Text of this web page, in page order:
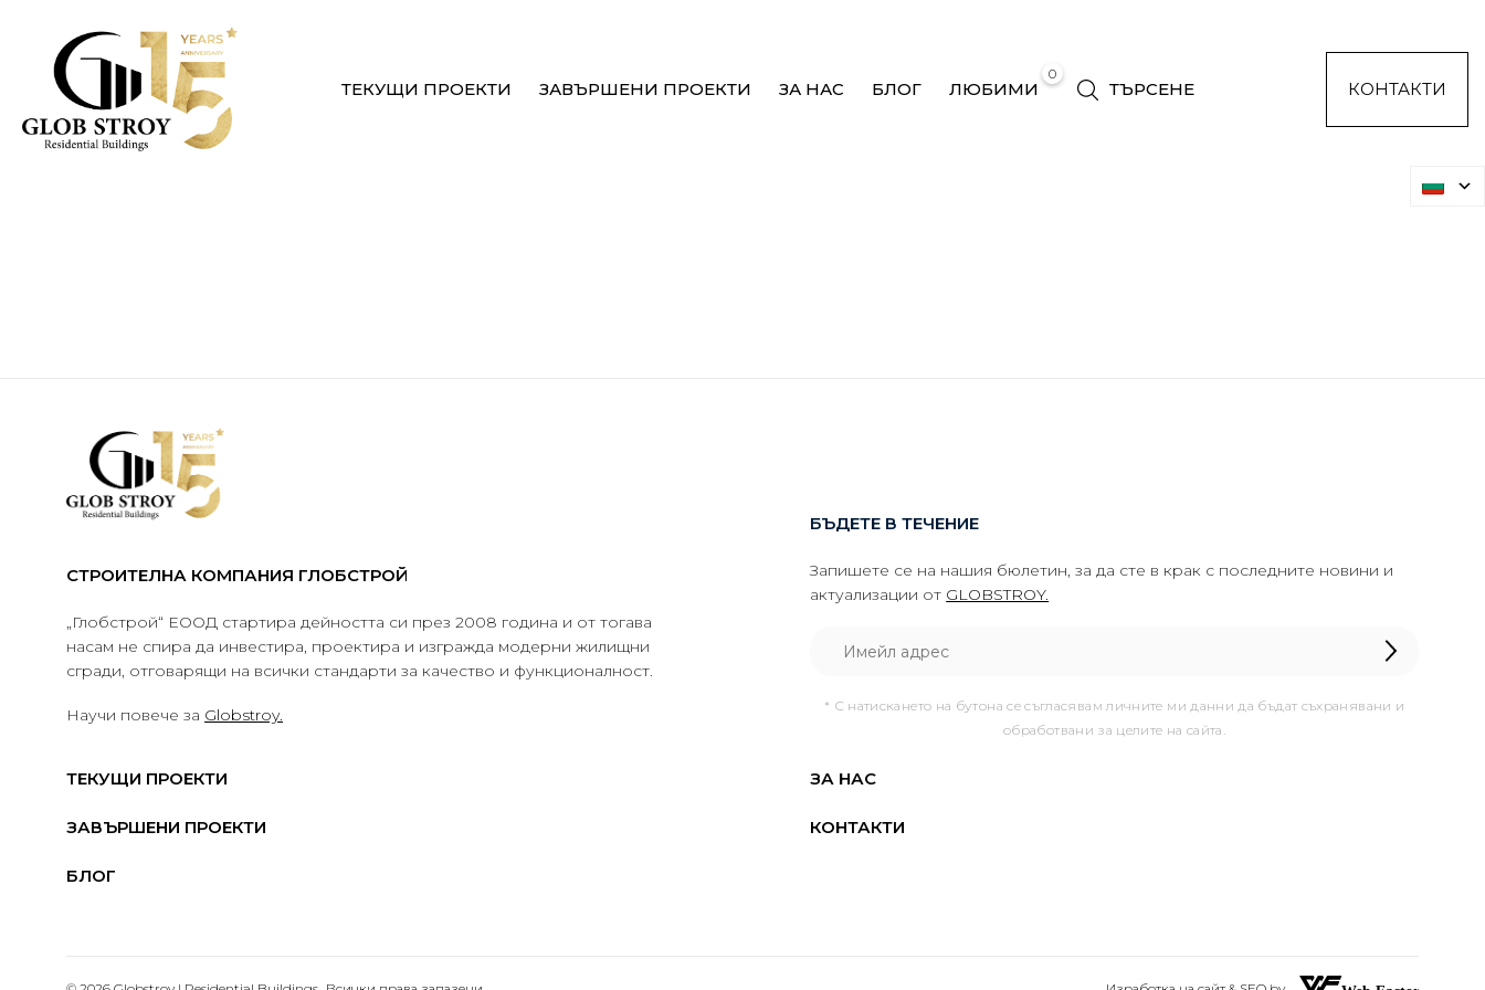
ТЕКУЩИ ПРОЕКТИ ЗАВЪРШЕНИ ПРОЕКТИ ЗА НАС БЛОГ
0
ЛЮБИМИ ТЪРСЕНЕ КОНТАКТИ
СТРОИТЕЛНА КОМПАНИЯ ГЛОБСТРОЙ
„Глобстрой“ ЕООД стартира дейността си през 2008 година и от тогава
насам не спира да инвестира, проектира и изгражда модерни жилищни
сгради, отговарящи на всички стандарти за качество и функционалност.
Научи повече за Globstroy.
ТЕКУЩИ ПРОЕКТИ
ЗАВЪРШЕНИ ПРОЕКТИ
БЛОГ
ЗА НАС
КОНТАКТИ
БЪДЕТЕ В ТЕЧЕНИЕ
Запишете се на нашия бюлетин, за да сте в крак с последните новини и
актуализации от GLOBSTROY.
* С натискането на бутона се съгласявам личните ми данни да бъдат съхранявани и
обработвани за целите на сайта.